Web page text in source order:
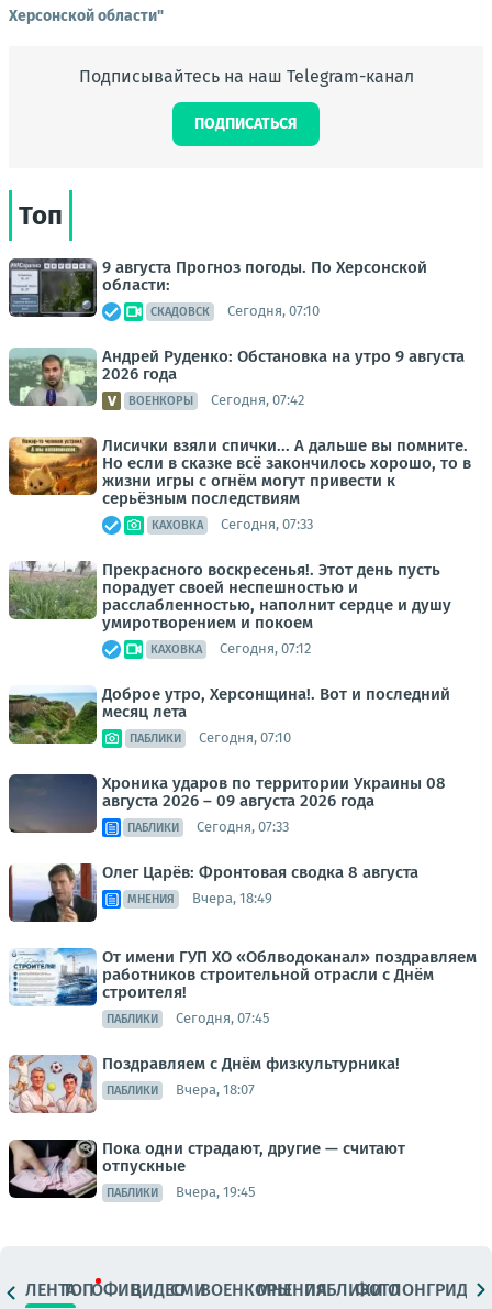
Херсонской области"
Подписывайтесь на наш Telegram-канал
ПОДПИСАТЬСЯ
Топ
9 августа Прогноз погоды. По Херсонской
области:
СКАДОВСК Сегодня, 07:10
Андрей Руденко: Обстановка на утро 9 августа
2026 года
ВОЕНКОРЫ Сегодня, 07:42
Лисички взяли спички... А дальше вы помните.
Но если в сказке всё закончилось хорошо, то в
жизни игры с огнём могут привести к
серьёзным последствиям
КАХОВКА Сегодня, 07:33
Прекрасного воскресенья!. Этот день пусть
порадует своей неспешностью и
расслабленностью, наполнит сердце и душу
умиротворением и покоем
КАХОВКА Сегодня, 07:12
Доброе утро, Херсонщина!. Вот и последний
месяц лета
ПАБЛИКИ Сегодня, 07:10
Хроника ударов по территории Украины 08
августа 2026 – 09 августа 2026 года
ПАБЛИКИ Сегодня, 07:33
Олег Царёв: Фронтовая сводка 8 августа
МНЕНИЯ Вчера, 18:49
От имени ГУП ХО «Облводоканал» поздравляем
работников строительной отрасли с Днём
строителя!
ПАБЛИКИ Сегодня, 07:45
Поздравляем с Днём физкультурника!
ПАБЛИКИ Вчера, 18:07
Пока одни страдают, другие — считают
отпускные
ПАБЛИКИ Вчера, 19:45
ЛЕНТАТОПОФИЦ.ВИДЕОСМИВОЕНКОРЫМНЕНИЯПАБЛИКИ
ФОТОЛОНГРИДЫ